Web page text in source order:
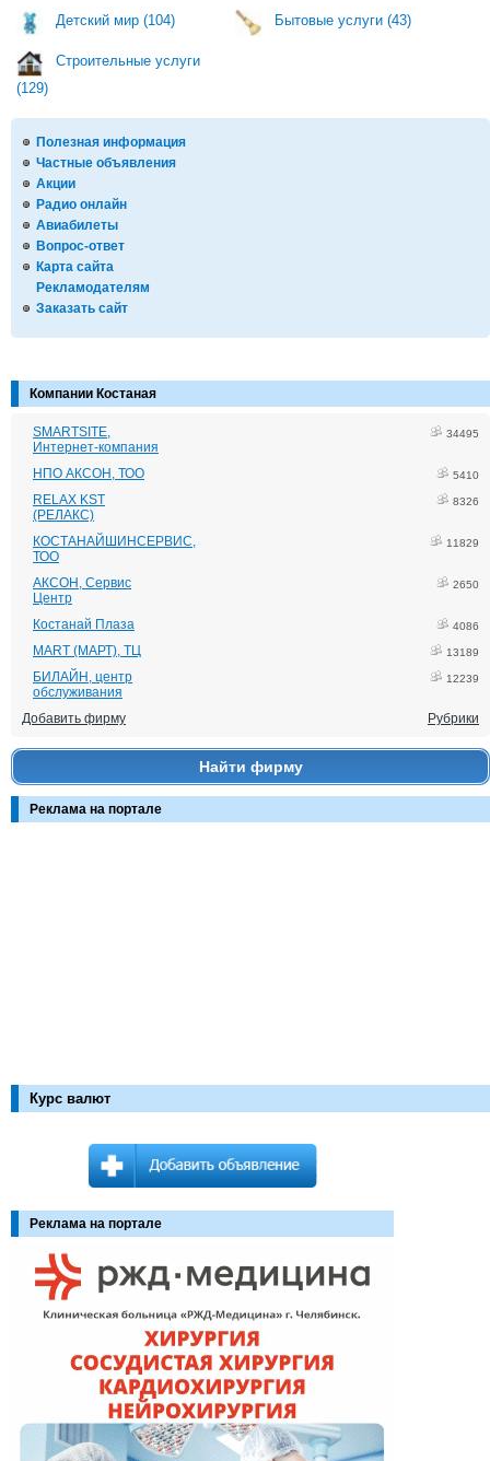
Полезная информация
Частные объявления
Акции
Радио онлайн
Авиабилеты
Вопрос-ответ
Карта сайта
Рекламодателям
Заказать сайт
Компании Костаная
SMARTSITE,
Интернет-компания
34495
НПО АКСОН, ТОО 5410
RELAX KST
(РЕЛАКС)
8326
КОСТАНАЙШИНСЕРВИС,
ТОО
11829
АКСОН, Сервис
Центр
2650
Костанай Плаза 4086
MART (МАРТ), ТЦ 13189
БИЛАЙН, центр
обслуживания
12239
Добавить фирму Рубрики
Найти фирму
Реклама на портале
Курс валют
Детский мир (104) Бытовые услуги (43)
Строительные услуги
(129)
Реклама на портале